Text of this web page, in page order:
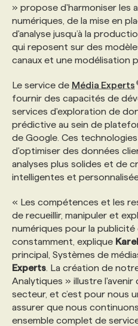
PROGRAMMES DE
FAQ
ANNONCEZ AVEC
» propose d'harmoniser les
numériques, de la mise en
d'analyse jusqu’à la
qui reposent sur des
canaux et une modélisation
Le service de Média Experts
fournir des capacités de
services d'exploration de
prédictive au sein de
de Google. Ces
d'optimiser des données
analyses plus solides et de
intelligentes et
« Les compétences et les
de recueillir, manipuler et
numériques pour la
constamment, explique
principal, Systèmes de
Experts . La création de
Analytiques » illustre
secteur, et c’est pour nous
assurer que nous
ensemble complet de